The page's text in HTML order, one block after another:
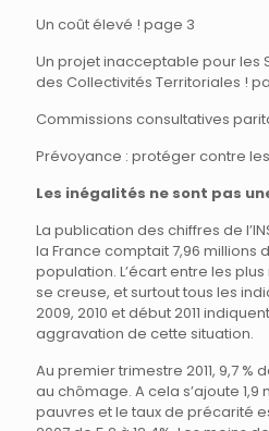
Un coût élevé ! page 3
Un projet inacceptable pour les
des Collectivités Territoriales !
Commissions consultatives
Prévoyance : protéger contre
Les inégalités ne sont pas
La publication des chiffres de
la France comptait 7,96 millions
population. L’écart entre les
se creuse, et surtout tous les
2009, 2010 et début 2011
aggravation de cette situation.
Au premier trimestre 2011, 9,7
au chômage. A cela s’ajoute
pauvres et le taux de précarité